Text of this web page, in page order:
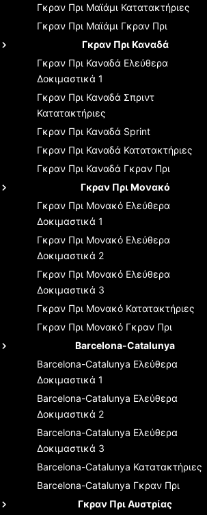
Γκραν Πρι Μαϊάμι Κατατακτήριες
Γκραν Πρι Μαϊάμι Γκραν Πρι
Γκραν Πρι Καναδά
Γκραν Πρι Καναδά Ελεύθερα
Δοκιμαστικά 1
Γκραν Πρι Καναδά Σπριντ
Κατατακτήριες
Γκραν Πρι Καναδά Sprint
Γκραν Πρι Καναδά Κατατακτήριες
Γκραν Πρι Καναδά Γκραν Πρι
Γκραν Πρι Μονακό
Γκραν Πρι Μονακό Ελεύθερα
Δοκιμαστικά 1
Γκραν Πρι Μονακό Ελεύθερα
Δοκιμαστικά 2
Γκραν Πρι Μονακό Ελεύθερα
Δοκιμαστικά 3
Γκραν Πρι Μονακό Κατατακτήριες
Γκραν Πρι Μονακό Γκραν Πρι
Barcelona-Catalunya
Barcelona-Catalunya Ελεύθερα
Δοκιμαστικά 1
Barcelona-Catalunya Ελεύθερα
Δοκιμαστικά 2
Barcelona-Catalunya Ελεύθερα
Δοκιμαστικά 3
Barcelona-Catalunya Κατατακτήριες
Barcelona-Catalunya Γκραν Πρι
Γκραν Πρι Αυστρίας